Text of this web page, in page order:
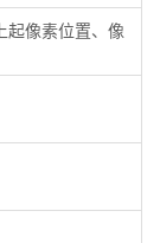
起像素位置、像